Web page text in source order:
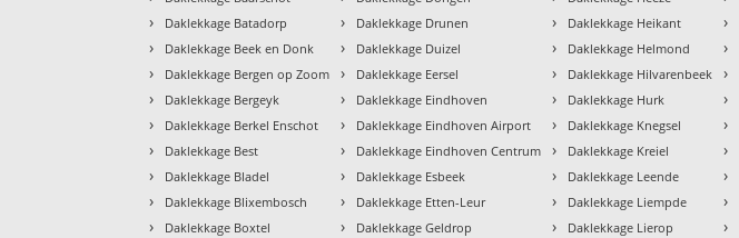
› Daklekkage Batadorp
› Daklekkage Beek en Donk
› Daklekkage Bergen op Zoom
› Daklekkage Bergeyk
› Daklekkage Berkel Enschot
› Daklekkage Best
› Daklekkage Bladel
› Daklekkage Blixembosch
› Daklekkage Boxtel
› Daklekkage Drunen
› Daklekkage Duizel
› Daklekkage Eersel
› Daklekkage Eindhoven
› Daklekkage Eindhoven Airport
› Daklekkage Eindhoven Centrum
› Daklekkage Esbeek
› Daklekkage Etten-Leur
› Daklekkage Geldrop
› Daklekkage Heikant
› Daklekkage Helmond
› Daklekkage Hilvarenbeek
› Daklekkage Hurk
› Daklekkage Knegsel
› Daklekkage Kreiel
› Daklekkage Leende
› Daklekkage Liempde
› Daklekkage Lierop
›
›
›
›
›
›
›
›
›